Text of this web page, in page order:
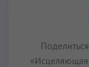
«Исцеляющая